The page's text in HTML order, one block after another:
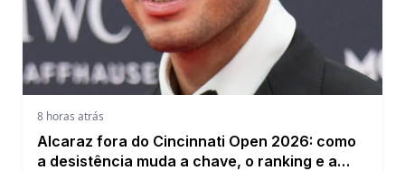
8 horas atrás
Alcaraz fora do Cincinnati Open 2026: como
a desistência muda a chave, o ranking e a